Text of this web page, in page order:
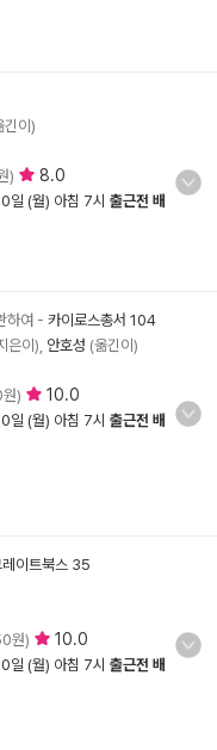
긴이)
) 8.0
일 (월) 아침 7시 출근전 배
하여 - 카이로스총서 104
은이), 안호성 (옮긴이)
) 10.0
일 (월) 아침 7시 출근전 배
레이트북스 35
원) 10.0
일 (월) 아침 7시 출근전 배